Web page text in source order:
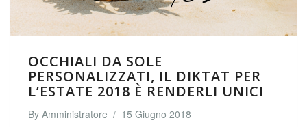
OCCHIALI DA SOLE
PERSONALIZZATI, IL DIKTAT PER
L’ESTATE 2018 È RENDERLI UNICI
By Amministratore / 15 Giugno 2018